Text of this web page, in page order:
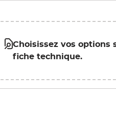
Choisissez vos
fiche technique.